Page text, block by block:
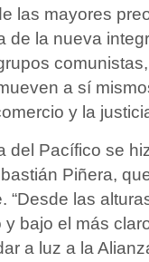
las mayores
de la nueva
a sí
y la
del Pacífico se
Piñera,
“Desde las
bajo el más
a luz a la